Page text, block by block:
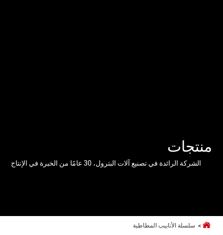
منتجات
الشركة الرائدة في تصنيع آلات البترول، 30 عامًا من الخبرة في الإنتاج
سلسلة الأنابيب المطاطية